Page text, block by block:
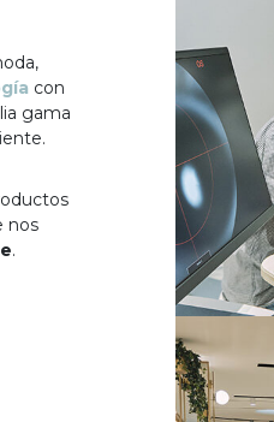
con
gama
nos
.